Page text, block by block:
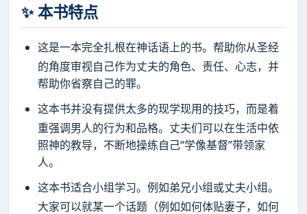
✨ 本书特点
这是一本完全扎根在神话语上的书。帮助你从圣经
的角度审视自己作为丈夫的角色、责任、心志，并
帮助你省察自己的罪。
这本书并没有提供太多的现学现用的技巧，而是着
重强调男人的行为和品格。丈夫们可以在生活中依
照神的教导，不断地操练自己“学像基督”带领家
人。
这本书适合小组学习。例如弟兄小组或丈夫小组。
大家可以就某一个话题（例如如何体贴妻子，如何